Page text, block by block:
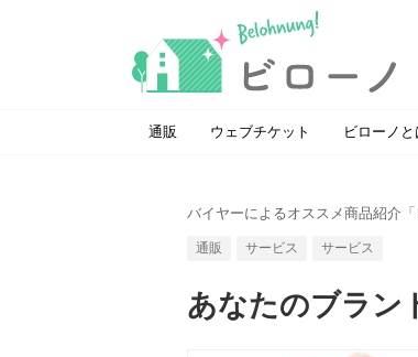
通販 ウェブチケット ビローノと
バイヤーによるオススメ商品紹介「
通販 サービス サービス
あなたのブラン